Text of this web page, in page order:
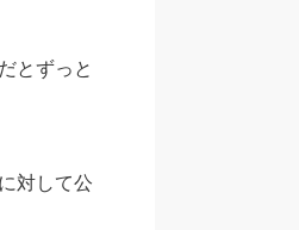
とずっと
対して公